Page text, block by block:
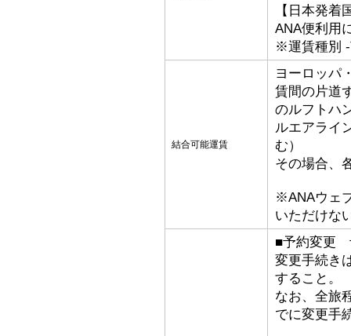
【日本発着
ANA便利用
※運賃種別 -
結合可能運賃
ヨーロッパ
賃間の片道
のルフトハ
ルエアライ
む）
その場合、
※ANAウェ
いただけな
■予約変更
変更手続き
すること。
なお、全旅
でに変更手